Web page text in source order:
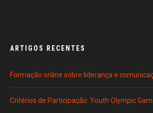
ARTIGOS RECENTES
Formação online sobre liderança e
Critérios de Participação: Youth Olympic